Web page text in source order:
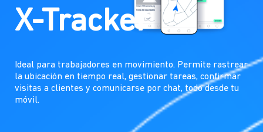
X-Tracker
Ideal para trabajadores en movimiento. Permite rastrear
la ubicación en tiempo real, gestionar tareas, confirmar
visitas a clientes y comunicarse por chat, todo desde tu
móvil.